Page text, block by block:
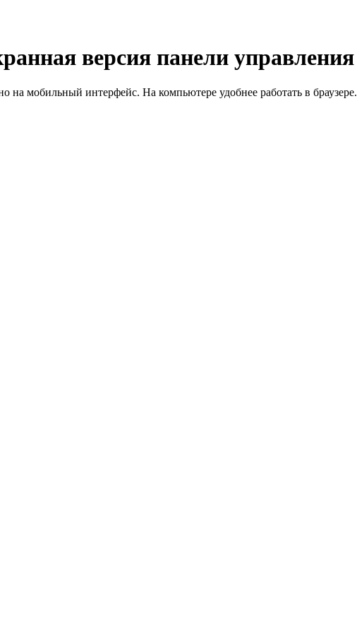
версия панели управления
мобильный интерфейс. На компьютере удобнее работать в браузере.